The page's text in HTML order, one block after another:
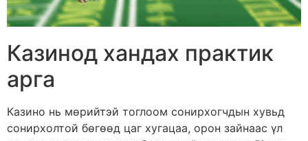
Казинод хандах практик
арга
Казино нь мөрийтэй тоглоом сонирхогчдын хувьд
сонирхолтой бөгөөд цаг хугацаа, орон зайнаас үл